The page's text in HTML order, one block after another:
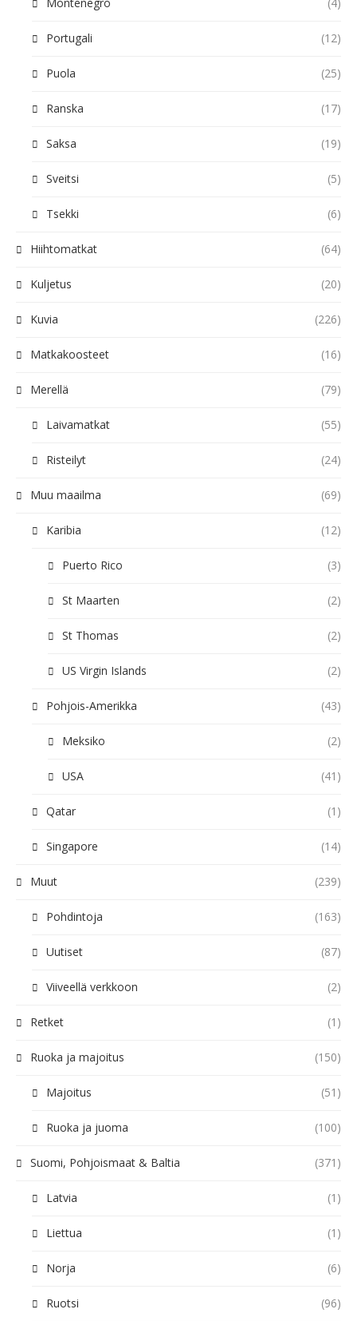
Portugali (12)
Puola (25)
Ranska (17)
Saksa (19)
Sveitsi (5)
Tsekki (6)
Hiihtomatkat (64)
Kuljetus (20)
Kuvia (226)
Matkakoosteet (16)
Merellä (79)
Laivamatkat (55)
Risteilyt (24)
Muu maailma (69)
Karibia (12)
Puerto Rico (3)
St Maarten (2)
St Thomas (2)
US Virgin Islands (2)
Pohjois-Amerikka (43)
Meksiko (2)
USA (41)
Qatar (1)
Singapore (14)
Muut (239)
Pohdintoja (163)
Uutiset (87)
Viiveellä verkkoon (2)
Retket (1)
Ruoka ja majoitus (150)
Majoitus (51)
Ruoka ja juoma (100)
Suomi, Pohjoismaat & Baltia (371)
Latvia (1)
Liettua (1)
Norja (6)
Ruotsi (96)